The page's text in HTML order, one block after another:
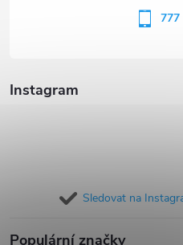
Instagram
Sledovat na
Populární značky
777